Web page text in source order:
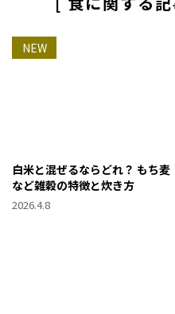
白米と混ぜるならどれ？ もち麦
など雑穀の特徴と炊き方
2026.4.8
NEW